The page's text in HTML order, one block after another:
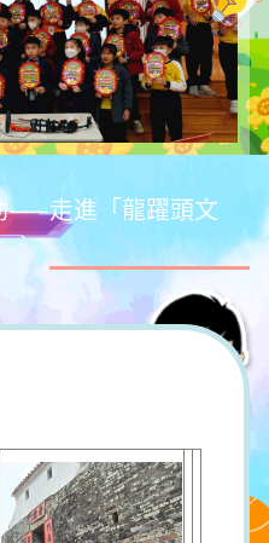
——走進「龍躍頭文